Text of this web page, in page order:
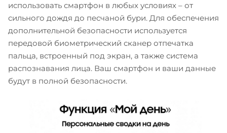
использовать смартфон в любых условиях – от
сильного дождя до песчаной бури. Для обеспечения
дополнительной безопасности используется
передовой биометрический сканер отпечатка
пальца, встроенный под экран, а также система
распознавания лица. Ваш смартфон и ваши данные
будут в полной безопасности.